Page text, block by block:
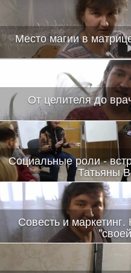
Место магии в
От целителя до
Социальные роли -
Татьяны
Совесть и